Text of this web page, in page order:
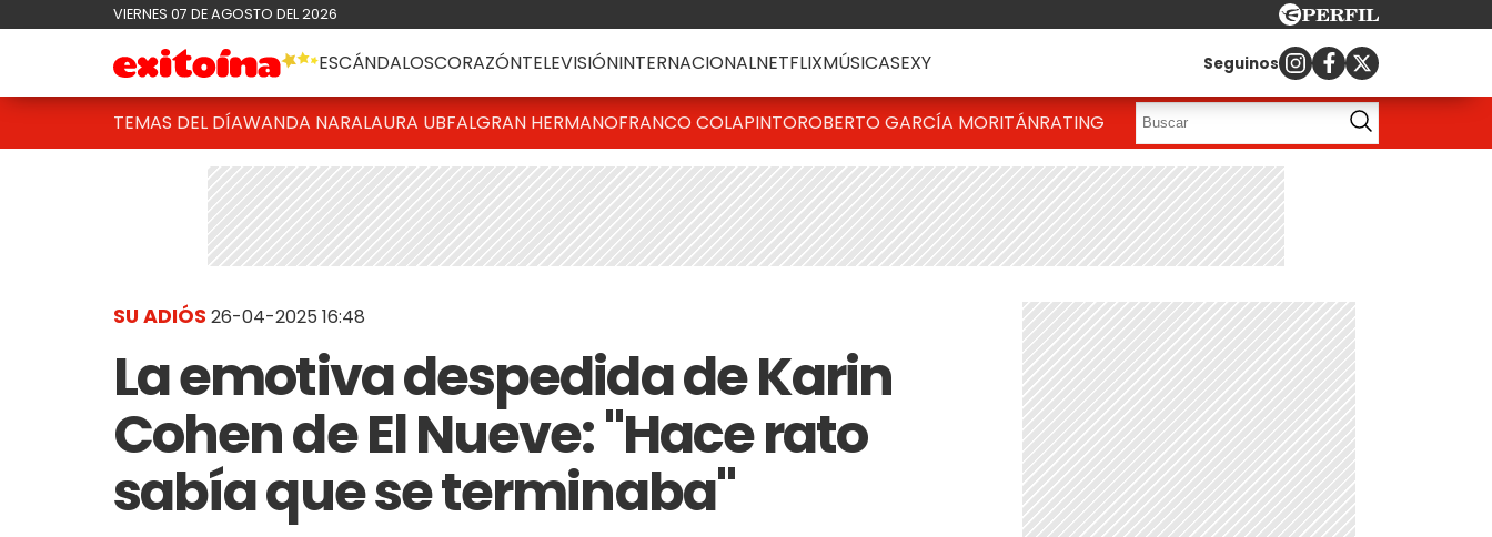
VIERNES 07 DE AGOSTO DEL 2026
ESCÁNDALOSCORAZÓNTELEVISIÓNINTERNACIONALNETFLIXMÚSICASEXY Seguinos
TEMAS DEL DÍAWANDA NARALAURA UBFALGRAN HERMANOFRANCO COLAPINTOROBERTO GARCÍA MORITÁNRATING
SU ADIÓS 26-04-2025 16:48
La emotiva despedida de Karin
Cohen de El Nueve: "Hace rato
sabía que se terminaba"